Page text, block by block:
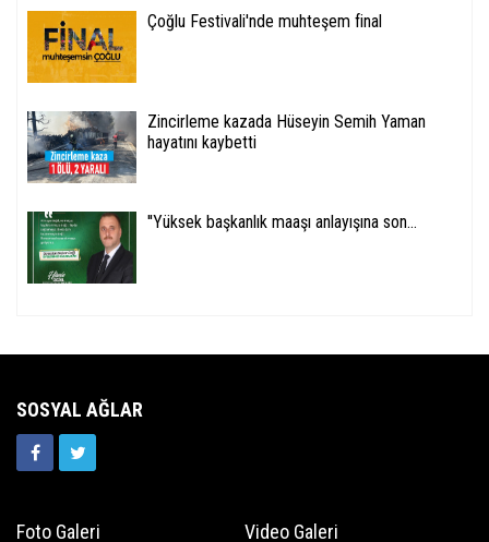
Çoğlu Festivali'nde muhteşem final
Zincirleme kazada Hüseyin Semih Yaman
hayatını kaybetti
''Yüksek başkanlık maaşı anlayışına son...
SOSYAL AĞLAR
Foto Galeri Video Galeri